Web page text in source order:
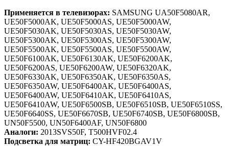
Применяется в телевизорах: SAMSUNG UA50F5080AR,
UE50F5000AK, UE50F5000AS, UE50F5000AW,
UE50F5030AK, UE50F5030AS, UE50F5030AW,
UE50F5300AK, UE50F5300AS, UE50F5300AW,
UE50F5500AK, UE50F5500AS, UE50F5500AW,
UE50F6100AK, UE50F6130AK, UE50F6200AK,
UE50F6200AS, UE50F6200AW, UE50F6320AK,
UE50F6330AK, UE50F6350AK, UE50F6350AS,
UE50F6350AW, UE50F6400AK, UE50F6400AS,
UE50F6400AW, UE50F6410AK, UE50F6410AS,
UE50F6410AW, UE50F6500SB, UE50F6510SB, UE50F6510SS,
UE50F6640SS, UE50F6670SB, UE50F6740SB, UE50F6800SB,
UN50F5500, UN50F6400AF, UN50F6800
Аналоги: 2013SVS50F, T500HVF02.4
Подсветка для матриц: CY-HF420BGAV1V